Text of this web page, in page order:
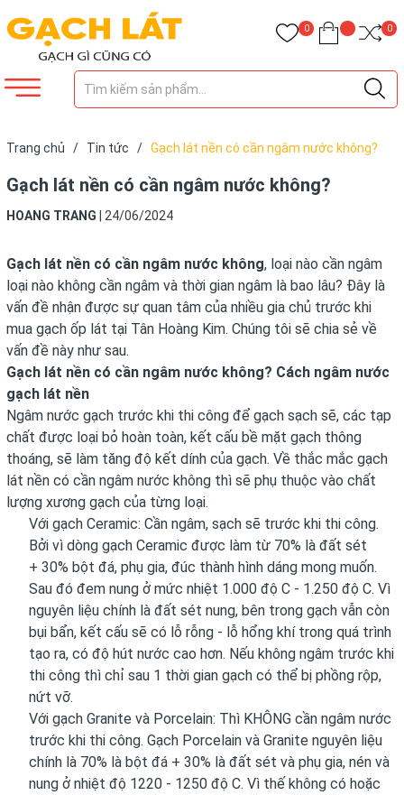
0 0
Trang chủ / Tin tức / Gạch lát nền có cần ngâm nước không?
Gạch lát nền có cần ngâm nước không?
HOANG TRANG 24/06/2024
Gạch lát nền có cần ngâm nước không, loại nào cần ngâm
loại nào không cần ngâm và thời gian ngâm là bao lâu? Đây là
vấn đề nhận được sự quan tâm của nhiều gia chủ trước khi
mua gạch ốp lát tại Tân Hoàng Kim. Chúng tôi sẽ chia sẻ về
vấn đề này như sau.
Gạch lát nền có cần ngâm nước không? Cách ngâm nước
gạch lát nền
Ngâm nước gạch trước khi thi công để gạch sạch sẽ, các tạp
chất được loại bỏ hoàn toàn, kết cấu bề mặt gạch thông
thoáng, sẽ làm tăng độ kết dính của gạch. Về thắc mắc gạch
lát nền có cần ngâm nước không thì sẽ phụ thuộc vào chất
lượng xương gạch của từng loại.
Với gạch Ceramic: Cần ngâm, sạch sẽ trước khi thi công.
Bởi vì dòng gạch Ceramic được làm từ 70% là đất sét
+ 30% bột đá, phụ gia, đúc thành hình dáng mong muốn.
Sau đó đem nung ở mức nhiệt 1.000 độ C - 1.250 độ C. Vì
nguyên liệu chính là đất sét nung, bên trong gạch vẫn còn
bụi bẩn, kết cấu sẽ có lỗ rỗng - lỗ hổng khí trong quá trình
tạo ra, có độ hút nước cao hơn. Nếu không ngâm trước khi
thi công thì chỉ sau 1 thời gian gạch có thể bị phồng rộp,
nứt vỡ.
Với gạch Granite và Porcelain: Thì KHÔNG cần ngâm nước
trước khi thi công. Gạch Porcelain và Granite nguyên liệu
chính là 70% là bột đá + 30% là đất sét và phụ gia, nén và
nung ở nhiệt độ 1220 - 1250 độ C. Vì thế không có hoặc